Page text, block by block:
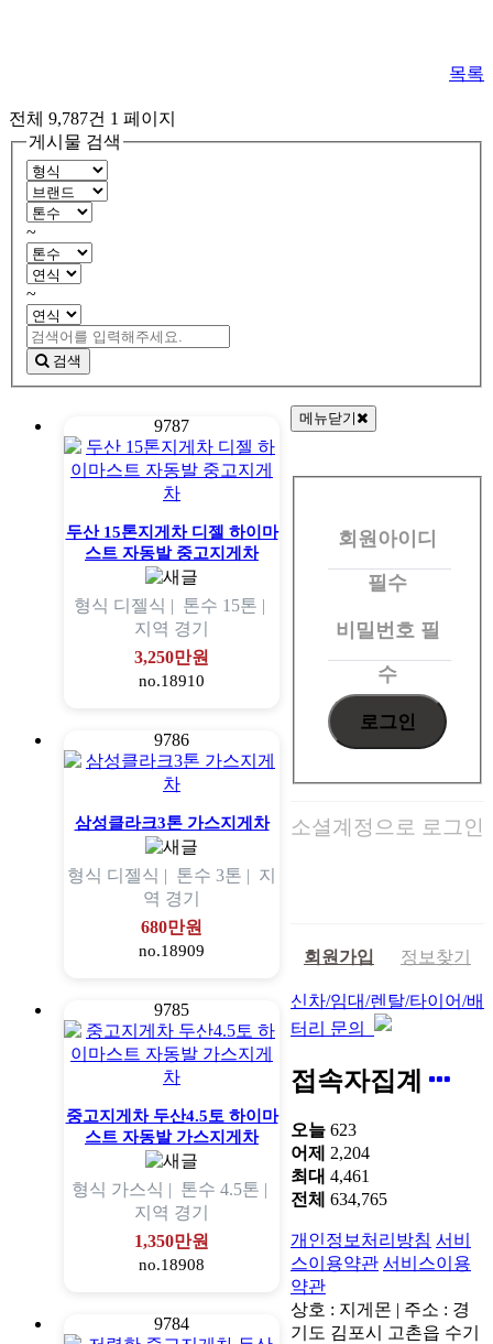
목록
전체 9,787건 1 페이지
게시물 검색
~
~
검색
9787
두산 15톤지게차 디젤 하이마
스트 자동발 중고지게차
형식 디젤식 | 톤수 15톤 |
지역 경기
3,250만원
no.18910
9786
삼성클라크3톤 가스지게차
형식 디젤식 | 톤수 3톤 | 지
역 경기
680만원
no.18909
9785
중고지게차 두산4.5토 하이마
스트 자동발 가스지게차
형식 가스식 | 톤수 4.5톤 |
지역 경기
1,350만원
no.18908
9784
메뉴닫기
회
회원아이디
필수
비밀번호 필
수
소셜계정으로 로그인
회원가입 정보찾기
신차/임대/렌탈/타이어/배
터리 문의
접속자집계
오늘 623
어제 2,204
최대 4,461
전체 634,765
개인정보처리방침 서비
스이용약관 서비스이용
약관
상호 : 지게몬 | 주소 : 경
기도 김포시 고촌읍 수기